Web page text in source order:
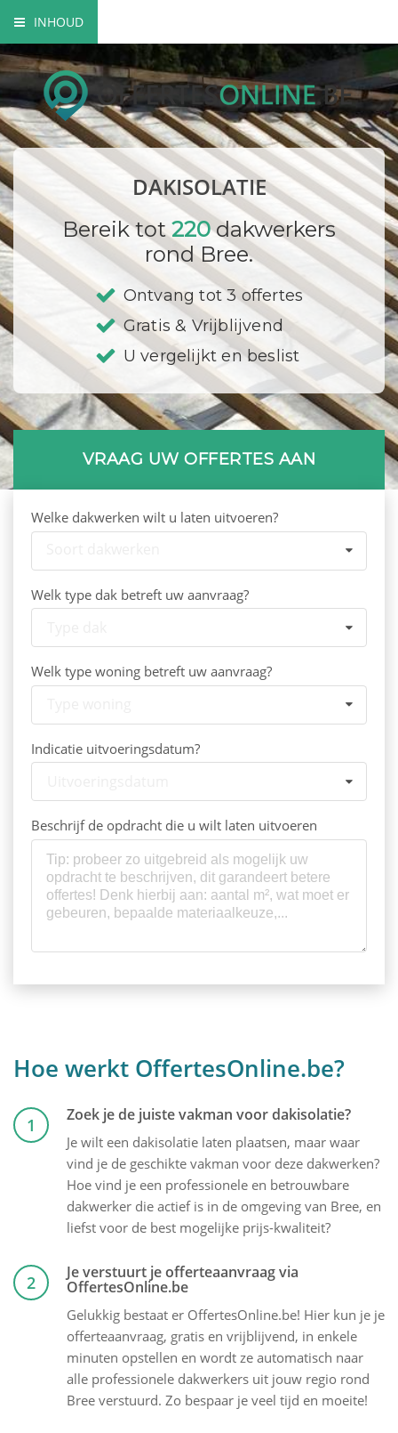
INHOUD
Soorten dakisolatie
Mogelijkheden dakisolatie
Wettelijke verplichtingen
Bedrijf registreren DAKISOLATIE
Bereik tot220dakwerkers
rond Bree.
Ontvang tot 3 offertes
Gratis & Vrijblijvend
U vergelijkt en beslist
VRAAG UW OFFERTES AAN
Welke dakwerken wilt u laten uitvoeren?
Welk type dak betreft uw aanvraag?
Welk type woning betreft uw aanvraag?
Indicatie uitvoeringsdatum?
Beschrijf de opdracht die u wilt laten uitvoeren
Hoe werkt OffertesOnline.be?
1 Zoek je de juiste vakman voor dakisolatie?
Je wilt een dakisolatie laten plaatsen, maar waar
vind je de geschikte vakman voor deze dakwerken?
Hoe vind je een professionele en betrouwbare
dakwerker die actief is in de omgeving van Bree, en
liefst voor de best mogelijke prijs-kwaliteit?
2 Je verstuurt je offerteaanvraag via
OffertesOnline.be
Gelukkig bestaat er OffertesOnline.be! Hier kun je je
offerteaanvraag, gratis en vrijblijvend, in enkele
minuten opstellen en wordt ze automatisch naar
alle professionele dakwerkers uit jouw regio rond
Bree verstuurd. Zo bespaar je veel tijd en moeite!